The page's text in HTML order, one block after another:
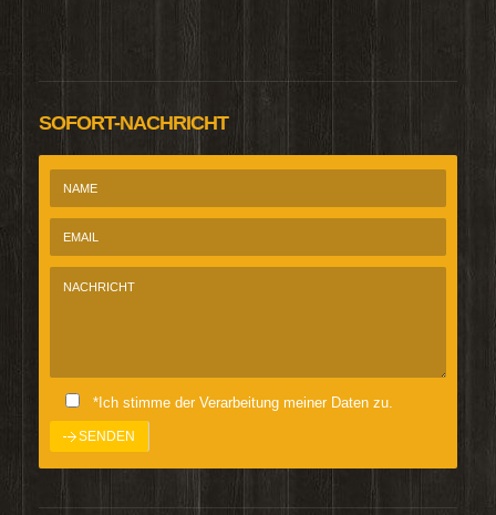
SOFORT-NACHRICHT
*Ich stimme der Verarbeitung meiner Daten zu.